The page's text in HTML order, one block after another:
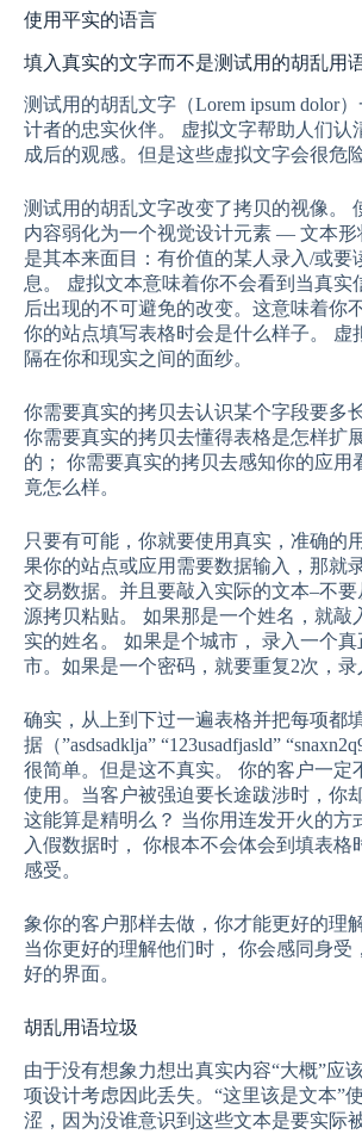
使用平实的语言
填入真实的文字而不是测试用的胡乱用
测试用的胡乱文字（Lorem ipsum dolor
计者的忠实伙伴。 虚拟文字帮助人们认
成后的观感。但是这些虚拟文字会很危险
测试用的胡乱文字改变了拷贝的视像。
内容弱化为一个视觉设计元素 — 文本
是其本来面目：有价值的某人录入/或要
息。 虚拟文本意味着你不会看到当真实
后出现的不可避免的改变。这意味着你
你的站点填写表格时会是什么样子。 虚
隔在你和现实之间的面纱。
你需要真实的拷贝去认识某个字段要多
你需要真实的拷贝去懂得表格是怎样扩
的； 你需要真实的拷贝去感知你的应用
竟怎么样。
只要有可能，你就要使用真实，准确的
果你的站点或应用需要数据输入，那就
交易数据。并且要敲入实际的文本–不
源拷贝粘贴。 如果那是一个姓名，就敲
实的姓名。 如果是个城市， 录入一个真
市。如果是一个密码，就要重复2次，录
确实，从上到下过一遍表格并把每项都
据（”asdsadklja” “123usadfjasld”
很简单。但是这不真实。 你的客户一定
使用。当客户被强迫要长途跋涉时，你
这能算是精明么？ 当你用连发开火的方
入假数据时， 你根本不会体会到填表格
感受。
象你的客户那样去做，你才能更好的理
当你更好的理解他们时， 你会感同身受
好的界面。
胡乱用语垃圾
由于没有想象力想出真实内容“大概”应
项设计考虑因此丢失。“这里该是文本”
涩，因为没谁意识到这些文本是要实际